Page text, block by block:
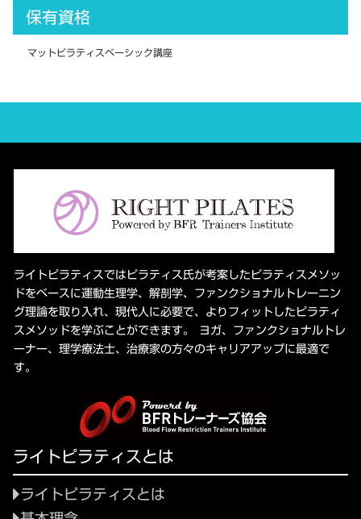
保有資格
マットピラティスベーシック講座
ライトピラティスではピラティス氏が考案したピラティスメソッ
ドをベースに運動生理学、解剖学、ファンクショナルトレーニン
グ理論を取り入れ、現代人に必要で、よりフィットしたピラティ
スメソッドを学ぶことができます。 ヨガ、ファンクショナルトレ
ーナー、理学療法士、治療家の方々のキャリアアップに最適で
す。
ライトピラティスとは
ライトピラティスとは